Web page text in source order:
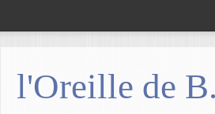
l'Oreille de